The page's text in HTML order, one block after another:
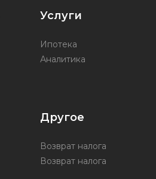
Услуги
Ипотека
Аналитика
Другое
Возврат налога
Возврат налога